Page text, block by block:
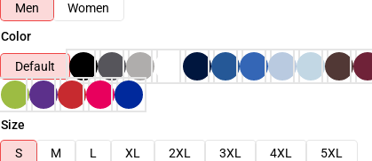
Men
Women
Color
Default
Size
S
M L XL 2XL 3XL 4XL
5XL